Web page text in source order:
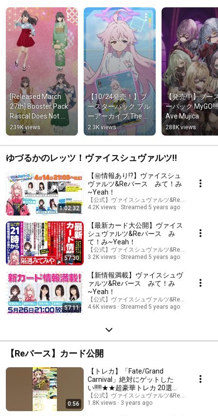
[Released March
27th] Booster Pack:
Rascal Does Not
Dream of Santa
Claus [Weiss
Schwarz]
239K views
【10/24発売！】ブ
ースターパック ブル
ーアーカイブ The
Animation【ヴァイ
スシュヴァルツ】
2.3K views
【発売中】ブー
ーパック
Ave Mujica
288K views
ゆづるかのレッツ！ヴァイスシュヴァルツ!!
1:02:32
【㊙情報あり!?】ヴァイスシュ
ヴァルツ&Reバース みて！み
~Yeah！
【公式】ヴァイスシュヴァルツ&Reバースチャン
4.2K views
Streamed 5 years ago
57:30
【最新カード大公開】ヴァイス
シュヴァルツ&Reバース み
て！み~Yeah！
【公式】ヴァイスシュヴァルツ&Reバースチャン
3.2K views
Streamed 5 years ago
57:11
【新情報満載】ヴァイスシュヴ
ァルツ&Reバース みて！み
~Yeah！
【公式】ヴァイスシュヴァルツ&Reバースチャン
4.6K views
Streamed 5 years ago
【Reバース】カード公開
0:56
【トレカ】「Fate/Grand
Carnival」絶対にゲットした
い!!!!!★★超豪華トレカ 20選
★★ #shorts
【公式】ヴァイスシュヴァルツ&Reバースチャン
1.8K views
3 years ago